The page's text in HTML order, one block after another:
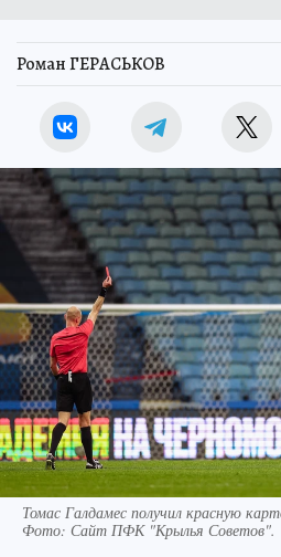
Роман ГЕРАСЬКОВ
Томас Галдамес получил красную
Фото: Сайт ПФК "Крылья Советов".